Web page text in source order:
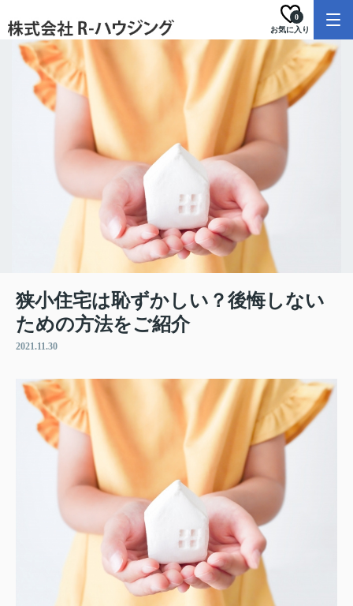
お気に入り
0
狭小住宅は恥ずかしい？後悔しない
ための方法をご紹介
2021.11.30